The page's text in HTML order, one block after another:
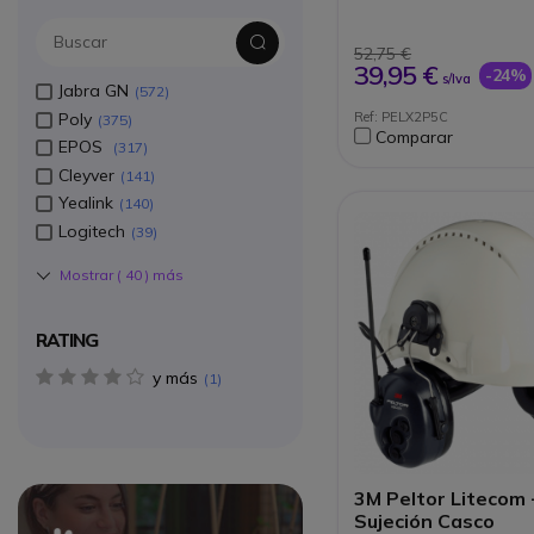
casco con sus brazos
dieléctricos de
Ideal para
industriales, obras
construcción
52,75 €
39,95 € s/Iva -24%
Ref: PELX2P5C
Comparar
3M Peltor Litecom
Sujeción Casco
Jabra GN 572
Poly 375
EPOS 317
Cleyver 141
Yealink 140
Logitech 39
Mostrar ( 40 ) más
RATING
y más 4 star(s)
1